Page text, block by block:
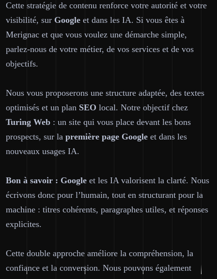
Cette stratégie de contenu renforce votre autorité et votre
visibilité, sur Google et dans les IA. Si vous êtes à
Merignac et que vous voulez une démarche simple,
parlez-nous de votre métier, de vos services et de vos
objectifs.
Nous vous proposerons une structure adaptée, des textes
optimisés et un plan SEO local. Notre objectif chez
Turing Web : un site qui vous place devant les bons
prospects, sur la première page Google et dans les
nouveaux usages IA.
Bon à savoir : Google et les IA valorisent la clarté. Nous
écrivons donc pour l’humain, tout en structurant pour la
machine : titres cohérents, paragraphes utiles, et réponses
explicites.
Cette double approche améliore la compréhension, la
confiance et la conversion. Nous pouvons également